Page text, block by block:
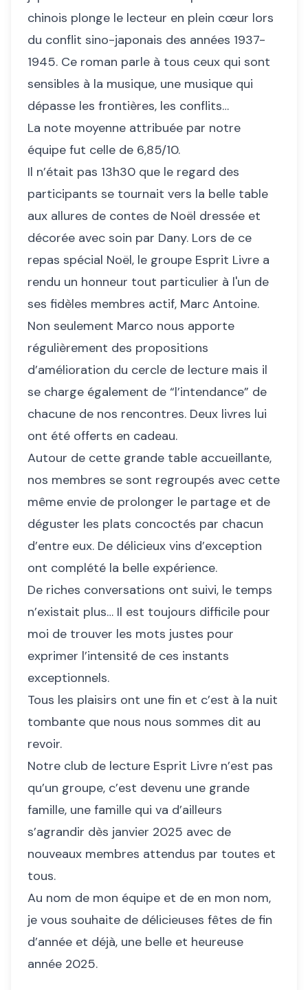
chinois plonge le lecteur en plein cœur lors
du conflit sino-japonais des années 1937-
1945. Ce roman parle à tous ceux qui sont
sensibles à la musique, une musique qui
dépasse les frontières, les conflits…
La note moyenne attribuée par notre
équipe fut celle de 6,85/10.
Il n’était pas 13h30 que le regard des
participants se tournait vers la belle table
aux allures de contes de Noël dressée et
décorée avec soin par Dany. Lors de ce
repas spécial Noël, le groupe Esprit Livre a
rendu un honneur tout particulier à l'un de
ses fidèles membres actif, Marc Antoine.
Non seulement Marco nous apporte
régulièrement des propositions
d’amélioration du cercle de lecture mais il
se charge également de “l’intendance” de
chacune de nos rencontres. Deux livres lui
ont été offerts en cadeau.
Autour de cette grande table accueillante,
nos membres se sont regroupés avec cette
même envie de prolonger le partage et de
déguster les plats concoctés par chacun
d’entre eux. De délicieux vins d’exception
ont complété la belle expérience.
De riches conversations ont suivi, le temps
n’existait plus… Il est toujours difficile pour
moi de trouver les mots justes pour
exprimer l’intensité de ces instants
exceptionnels.
Tous les plaisirs ont une fin et c’est à la nuit
tombante que nous nous sommes dit au
revoir.
Notre club de lecture Esprit Livre n’est pas
qu’un groupe, c’est devenu une grande
famille, une famille qui va d’ailleurs
s’agrandir dès janvier 2025 avec de
nouveaux membres attendus par toutes et
tous.
Au nom de mon équipe et de en mon nom,
je vous souhaite de délicieuses fêtes de fin
d’année et déjà, une belle et heureuse
année 2025.